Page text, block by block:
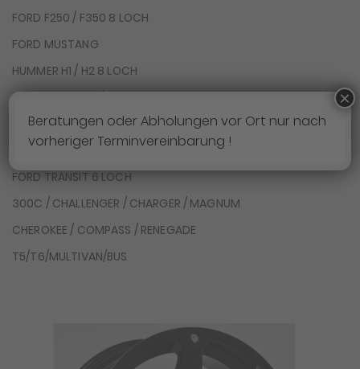
FORD F250 / F350 8 LOCH
FORD MUSTANG
HUMMER H1 / H2 8 LOCH
JEEP WRANGLER / GLADIATOR
JEEP GRAND CHEROKEE / DURANGO
FORD TRANSIT 5 LOCH
FORD TRANSIT 6 LOCH
300C / CHALLENGER / CHARGER / MAGNUM
CHEROKEE / COMPASS / RENEGADE
T5/T6/MULTIVAN/BUS
Beratungen oder Abholungen vor Ort nur nach
vorheriger Terminvereinbarung !
×